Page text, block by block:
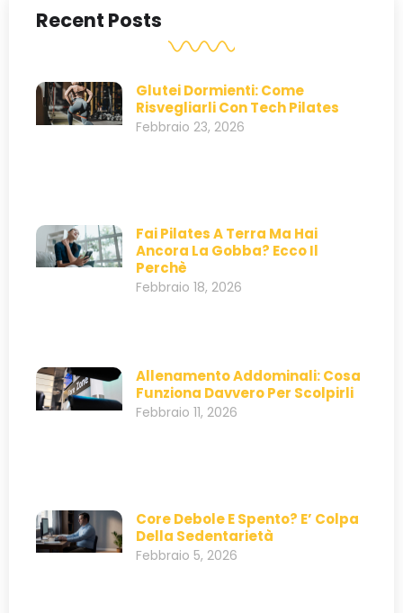
Recent Posts
Glutei Dormienti: Come
Risvegliarli Con Tech Pilates
Febbraio 23, 2026
Fai Pilates A Terra Ma Hai
Ancora La Gobba? Ecco Il
Perchè
Febbraio 18, 2026
Allenamento Addominali: Cosa
Funziona Davvero Per Scolpirli
Febbraio 11, 2026
Core Debole E Spento? E’ Colpa
Della Sedentarietà
Febbraio 5, 2026